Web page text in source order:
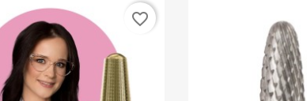
favorite_border